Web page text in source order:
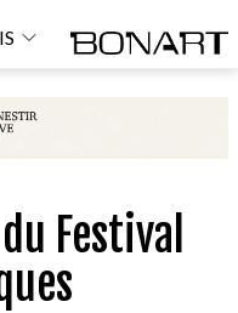
Festival